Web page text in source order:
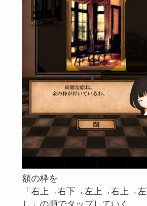
額の枠を
「右上→右下→左上→右上→左